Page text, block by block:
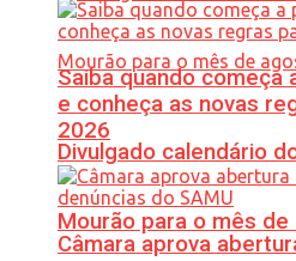
Divulgado calendário
Mourão para o mês
Saiba quando começa
e conheça as novas
2026
Câmara aprova